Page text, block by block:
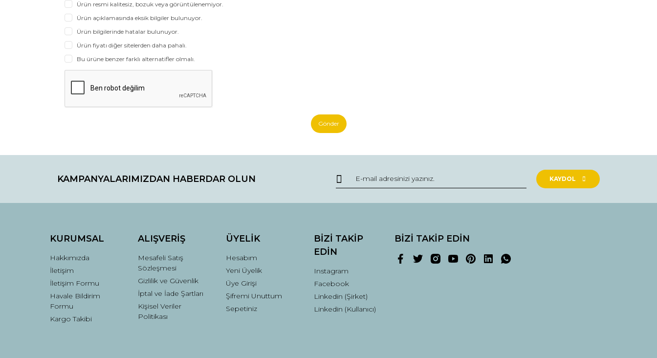
Ürün resmi kalitesiz, bozuk veya görüntülenemiyor.
Ürün açıklamasında eksik bilgiler bulunuyor.
Ürün bilgilerinde hatalar bulunuyor.
Ürün fiyatı diğer sitelerden daha pahalı.
Bu ürüne benzer farklı alternatifler olmalı.
Gönder
KAMPANYALARIMIZDAN HABERDAR OLUN KAYDOL
KURUMSAL
Hakkımızda
İletişim
İletişim Formu
Havale Bildirim
Formu
Kargo Takibi
ALIŞVERİŞ
Mesafeli Satış
Sözleşmesi
Gizlilik ve Güvenlik
İptal ve İade Şartları
Kişisel Veriler
Politikası
ÜYELİK
Hesabım
Yeni Üyelik
Üye Girişi
Şifremi Unuttum
Sepetiniz
BİZİ TAKİP
EDİN
Instagram
Facebook
Linkedin (Şirket)
Linkedin (Kullanıcı)
BİZİ TAKİP EDİN